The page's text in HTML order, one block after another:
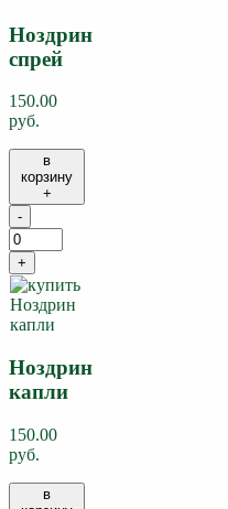
Ноздрин
спрей
150.00
руб.
в
корзину
+
-
+
Ноздрин
капли
150.00
руб.
в